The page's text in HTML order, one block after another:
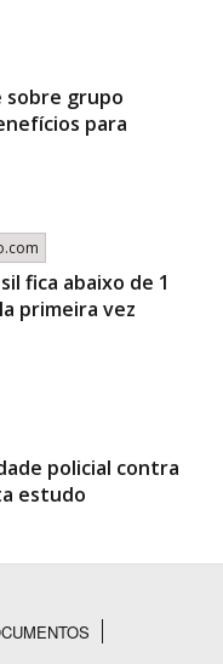
sobre grupo
para
fica abaixo de 1
primeira vez
policial contra
estudo